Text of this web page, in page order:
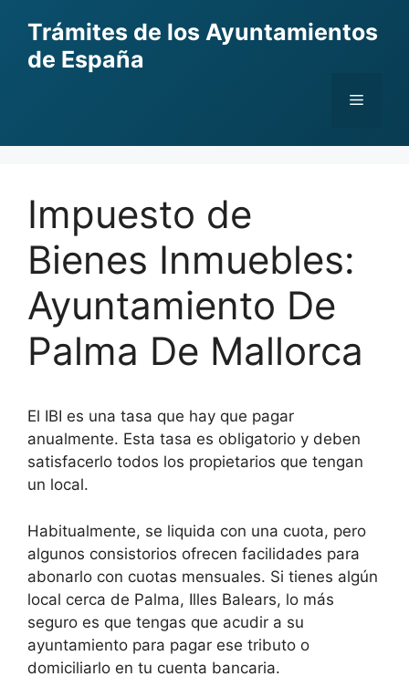
content
Trámites de los Ayuntamientos
de España
Menu
Impuesto de
Bienes Inmuebles:
Ayuntamiento De
Palma De Mallorca
El IBI es una tasa que hay que pagar
anualmente. Esta tasa es obligatorio y deben
satisfacerlo todos los propietarios que tengan
un local.
Habitualmente, se liquida con una cuota, pero
algunos consistorios ofrecen facilidades para
abonarlo con cuotas mensuales. Si tienes algún
local cerca de Palma, Illes Balears, lo más
seguro es que tengas que acudir a su
ayuntamiento para pagar ese tributo o
domiciliarlo en tu cuenta bancaria.